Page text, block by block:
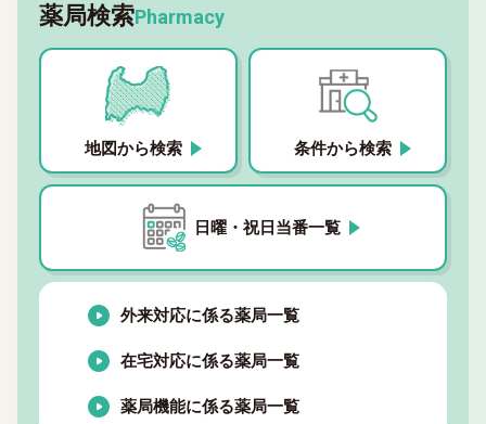
薬局検索Pharmacy
地図から検索 条件から検索
日曜・祝日当番一覧
外来対応に係る薬局一覧
在宅対応に係る薬局一覧
薬局機能に係る薬局一覧